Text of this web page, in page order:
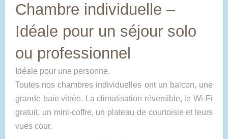
Chambre individuelle –
Idéale pour un séjour solo
ou professionnel
Idéale pour une personne.
Toutes nos chambres individuelles ont un balcon, une
grande baie vitrée. La climatisation réversible, le Wi-Fi
gratuit, un mini-coffre, un plateau de courtoisie et leurs
vues cour.